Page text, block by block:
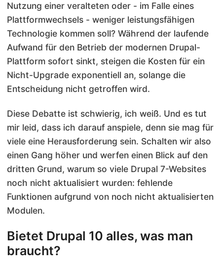
Nutzung einer veralteten oder - im Falle eines
Plattformwechsels - weniger leistungsfähigen
Technologie kommen soll? Während der laufende
Aufwand für den Betrieb der modernen Drupal-
Plattform sofort sinkt, steigen die Kosten für ein
Nicht-Upgrade exponentiell an, solange die
Entscheidung nicht getroffen wird.
Diese Debatte ist schwierig, ich weiß. Und es tut
mir leid, dass ich darauf anspiele, denn sie mag für
viele eine Herausforderung sein. Schalten wir also
einen Gang höher und werfen einen Blick auf den
dritten Grund, warum so viele Drupal 7-Websites
noch nicht aktualisiert wurden: fehlende
Funktionen aufgrund von noch nicht aktualisierten
Modulen.
Bietet Drupal 10 alles, was man
braucht?